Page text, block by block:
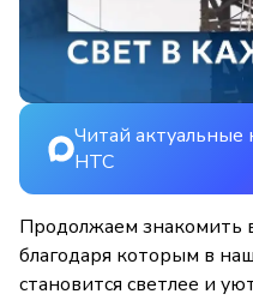
Читай актуальные
НТС
Продолжаем знакомить
благодаря которым в
становится светлее и